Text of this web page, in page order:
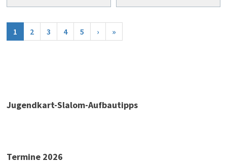
1 2 3 4 5 › »
Jugendkart-Slalom-Aufbautipps
Termine 2026